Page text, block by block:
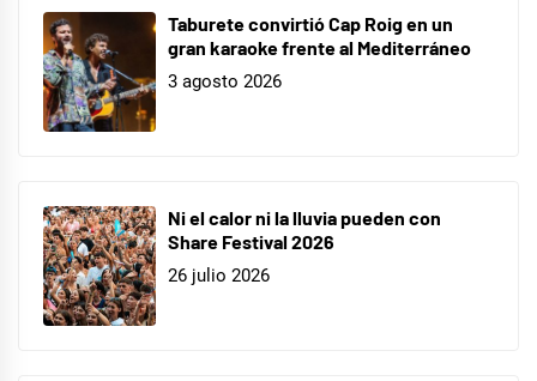
nuevo
single,
poeta
urbano
Taburete convirtió Cap Roig en un
gran karaoke frente al Mediterráneo
3 agosto 2026
Ni el calor ni la lluvia pueden con
Share Festival 2026
26 julio 2026